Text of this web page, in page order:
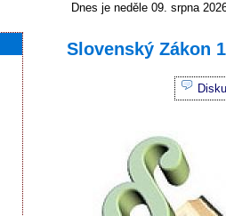
Dnes je neděle 09. srpna
Slovenský Zákon